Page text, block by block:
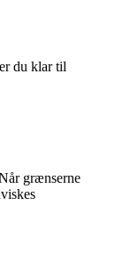
du klar til
grænserne